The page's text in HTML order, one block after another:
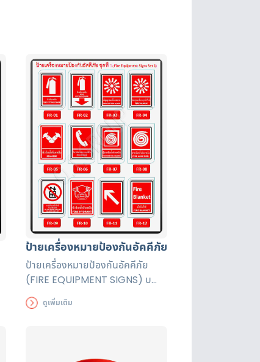
ป้ายเครื่องหมายป้องกันอัคคีภัย
ป้ายเครื่องหมายป้องกันอัคคีภัย
(FIRE EQUIPMENT SIGNS) บ
ผลิต ป้ายเครื่องหมายป้องกันอัคคี
ภัยได้มาตรฐานปลอดภัย
ดูเพิ่มเติม